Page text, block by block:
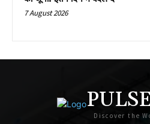
7 August 2026
Discover the